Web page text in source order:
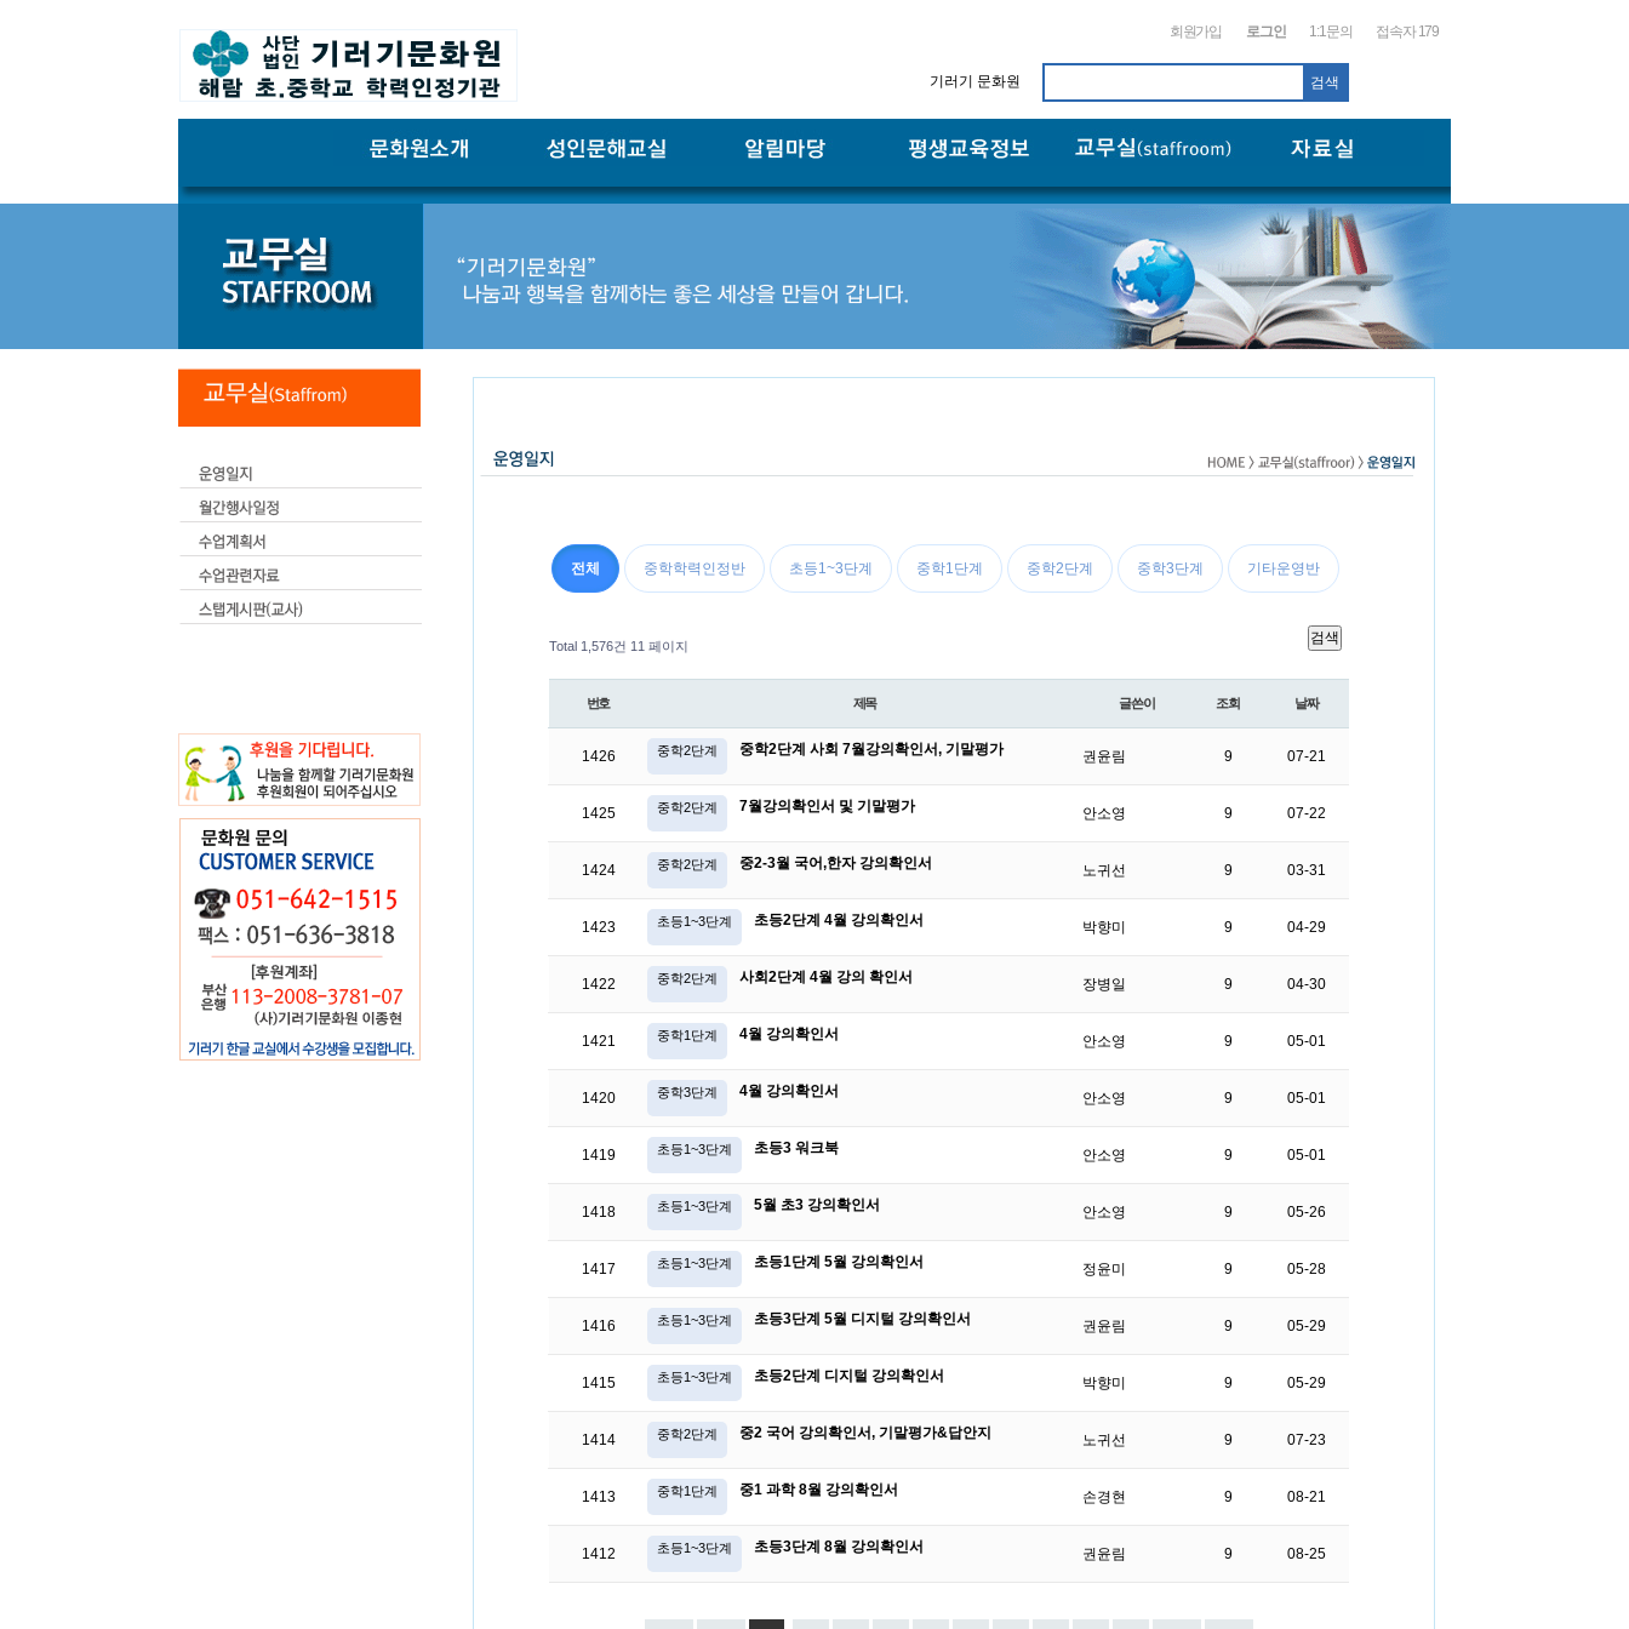
회원가입 로그인 1:1문의 접속자 179
기러기 문화원
전체 중학학력인정반 초등1~3단계 중학1단계 중학2단계 중학3단계 기타운영반
Total 1,576건 11 페이지 검색
번호 제목 글쓴이 조회 날짜
1426 중학2단계 중학2단계 사회 7월강의확인서, 기말평가 권윤림 9 07-21
1425 중학2단계 7월강의확인서 및 기말평가 안소영 9 07-22
1424 중학2단계 중2-3월 국어,한자 강의확인서 노귀선 9 03-31
1423 초등1~3단계 초등2단계 4월 강의확인서 박향미 9 04-29
1422 중학2단계 사회2단계 4월 강의 확인서 장병일 9 04-30
1421 중학1단계 4월 강의확인서 안소영 9 05-01
1420 중학3단계 4월 강의확인서 안소영 9 05-01
1419 초등1~3단계 초등3 워크북 안소영 9 05-01
1418 초등1~3단계 5월 초3 강의확인서 안소영 9 05-26
1417 초등1~3단계 초등1단계 5월 강의확인서 정윤미 9 05-28
1416 초등1~3단계 초등3단계 5월 디지털 강의확인서 권윤림 9 05-29
1415 초등1~3단계 초등2단계 디지털 강의확인서 박향미 9 05-29
1414 중학2단계 중2 국어 강의확인서, 기말평가&답안지 노귀선 9 07-23
1413 중학1단계 중1 과학 8월 강의확인서 손경현 9 08-21
1412 초등1~3단계 초등3단계 8월 강의확인서 권윤림 9 08-25